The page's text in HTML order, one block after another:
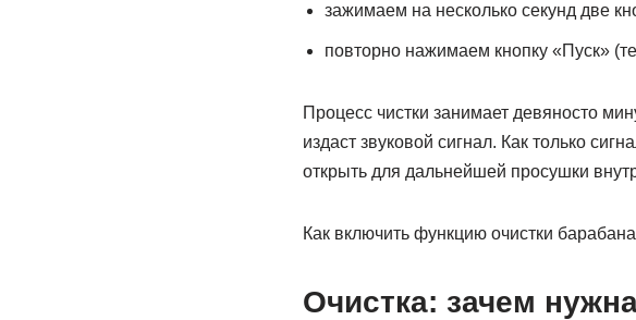
зажимаем на несколько секунд две
повторно нажимаем кнопку «Пуск»
Процесс чистки занимает девяносто
издаст звуковой сигнал. Как только
открыть для дальнейшей просушки
Как включить функцию очистки
Очистка: зачем